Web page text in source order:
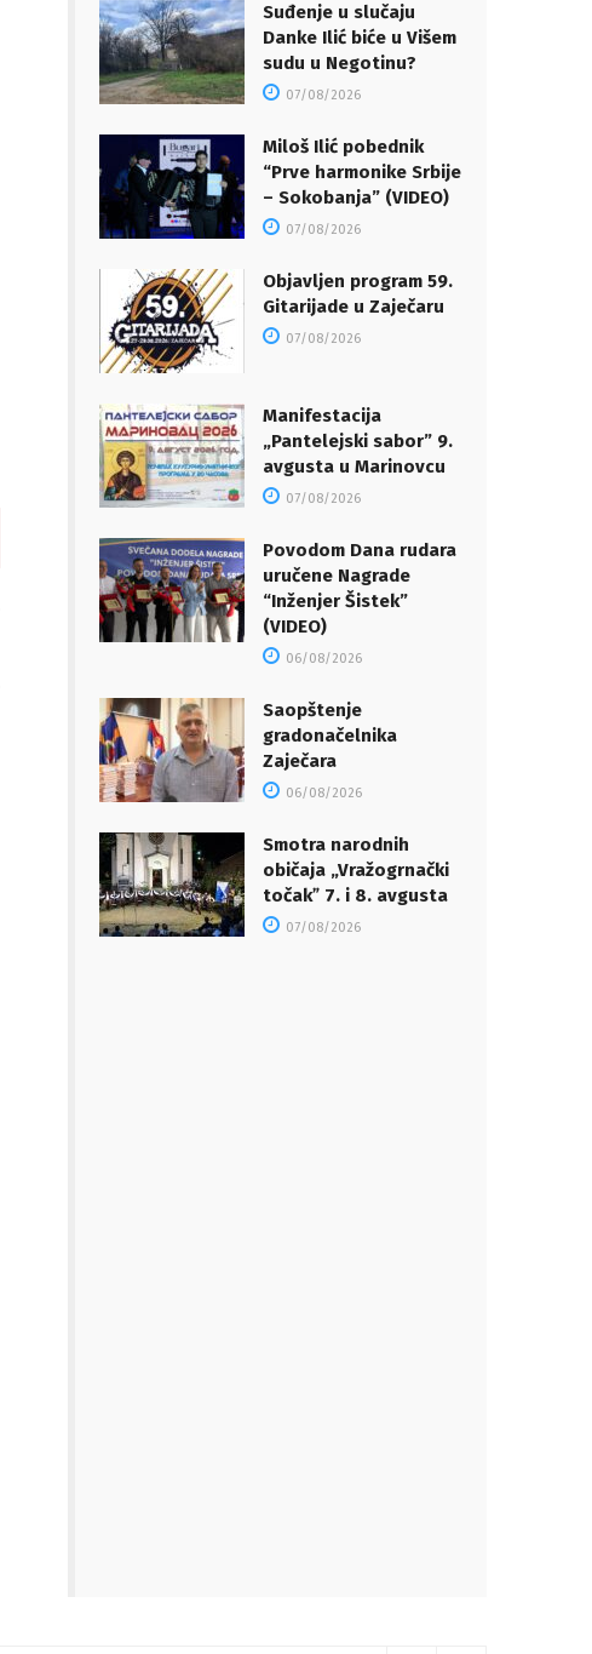
Suđenje u slučaju
Danke Ilić biće u Višem
sudu u Negotinu?
07/08/2026
Miloš Ilić pobednik
“Prve harmonike Srbije
– Sokobanja” (VIDEO)
07/08/2026
Objavljen program 59.
Gitarijade u Zaječaru
07/08/2026
Manifestacija
„Pantelejski sabor” 9.
avgusta u Marinovcu
07/08/2026
Povodom Dana rudara
uručene Nagrade
“Inženjer Šistek”
(VIDEO)
06/08/2026
Saopštenje
gradonačelnika
Zaječara
06/08/2026
Smotra narodnih
običaja „Vražogrnački
točakˮ 7. i 8. avgusta
07/08/2026